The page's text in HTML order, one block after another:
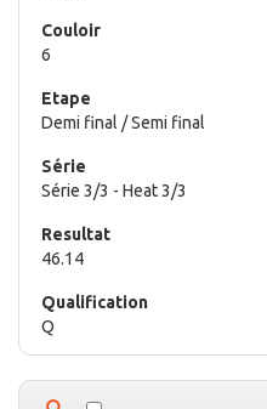
6
Demi final / Semi final
Série 3/3 - Heat 3/3
46.14
Q